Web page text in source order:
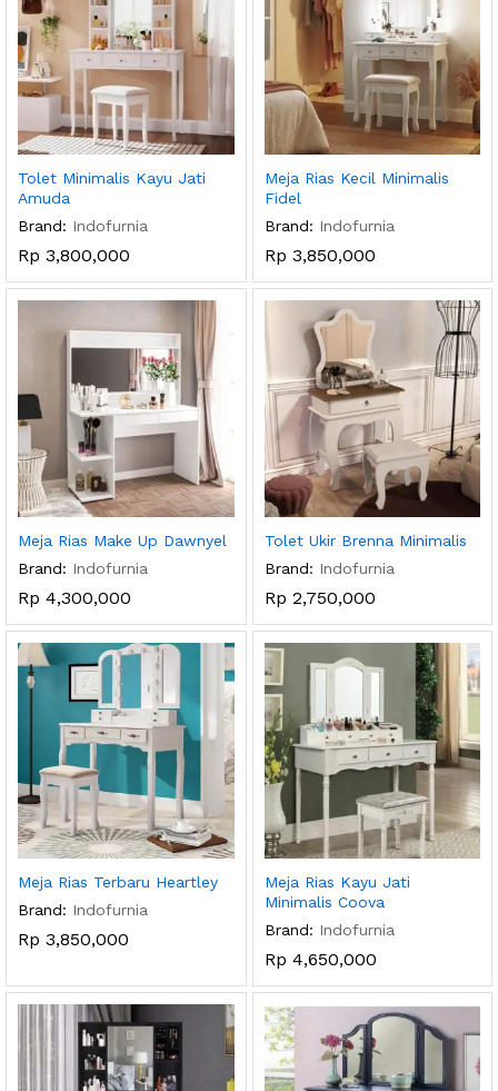
Tolet Minimalis Kayu Jati
Amuda
Brand: Indofurnia
Rp 3,800,000
Meja Rias Kecil Minimalis
Fidel
Brand: Indofurnia
Rp 3,850,000
Meja Rias Make Up Dawnyel
Brand: Indofurnia
Rp 4,300,000
Tolet Ukir Brenna Minimalis
Brand: Indofurnia
Rp 2,750,000
Meja Rias Terbaru Heartley
Brand: Indofurnia
Rp 3,850,000
Meja Rias Kayu Jati
Minimalis Coova
Brand: Indofurnia
Rp 4,650,000